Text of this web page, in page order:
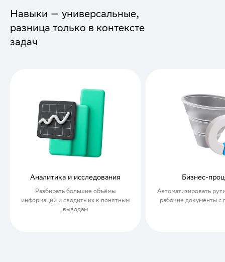
Навыки — универсальные,
разница только в контексте
задач
Бизнес-процессы
Автоматизировать рутину и готовить
рабочие документы с помощью ИИ
Продажи и
Готовить ответы и
конкретного клиента